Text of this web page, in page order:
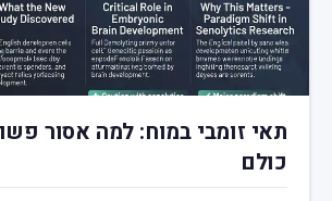
תאי זומבי במוח: למה אסור
כולם